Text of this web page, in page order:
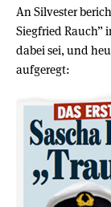
An Silvester
Siegfried Rauch”
dabei sei, und
aufgeregt: